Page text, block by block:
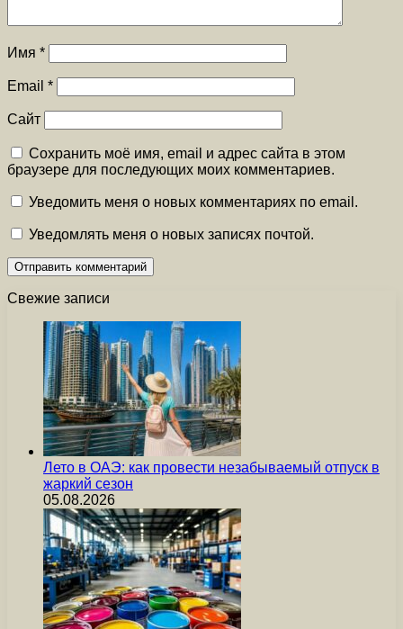
Имя *
Email *
Сайт
Сохранить моё имя, email и адрес сайта в этом
браузере для последующих моих комментариев.
Уведомить меня о новых комментариях по email.
Уведомлять меня о новых записях почтой.
Свежие записи
Лето в ОАЭ: как провести незабываемый отпуск в
жаркий сезон
05.08.2026